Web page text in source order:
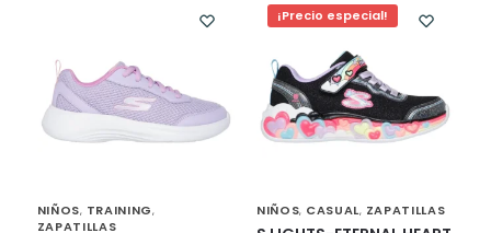
NIÑOS, TRAINING,
ZAPATILLAS
¡Precio especial!
NIÑOS, CASUAL, ZAPATILLAS